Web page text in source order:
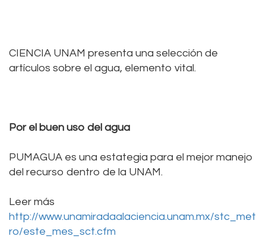
CIENCIA UNAM presenta una selección de
artículos sobre el agua, elemento vital.
Por el buen uso del agua
PUMAGUA es una estategia para el mejor manejo
del recurso dentro de la UNAM.
Leer más
http://www.unamiradaalaciencia.unam.mx/stc_met
ro/este_mes_sct.cfm